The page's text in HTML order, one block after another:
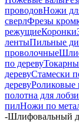
проводовНожи
сверлФрезы
режущиеКоронки
лентыПильные
проволочные
по дереву
деревуСтамески
деревуРоликовые
полотна для
пилНожи по
-Шлифовальный